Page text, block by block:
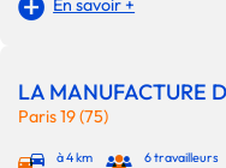
En savoir +
LA MANUFACTURE
Paris 19 (75)
à 4 km 6 travailleurs